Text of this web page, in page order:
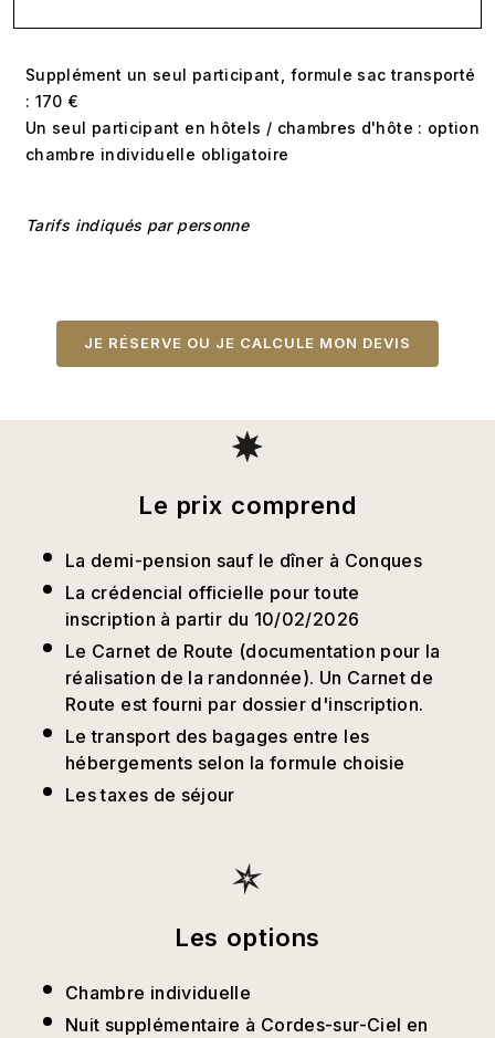
Supplément un seul participant, formule sac transporté
: 170 €
Un seul participant en hôtels / chambres d'hôte : option
chambre individuelle obligatoire
Tarifs indiqués par personne
JE RÉSERVE OU JE CALCULE MON DEVIS
Le prix comprend
La demi-pension sauf le dîner à Conques
La crédencial officielle pour toute
inscription à partir du 10/02/2026
Le Carnet de Route (documentation pour la
réalisation de la randonnée). Un Carnet de
Route est fourni par dossier d'inscription.
Le transport des bagages entre les
hébergements selon la formule choisie
Les taxes de séjour
Les options
Chambre individuelle
Nuit supplémentaire à Cordes-sur-Ciel en